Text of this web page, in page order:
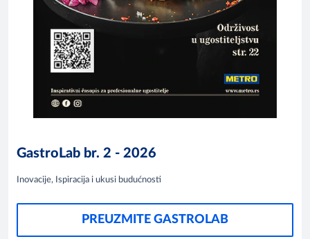
GastroLab br. 2 - 2026
Inovacije, Ispiracija i ukusi budućnosti
PREUZMITE GASTROLAB